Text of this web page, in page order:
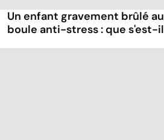
Un enfant gravement brûlé
boule anti-stress : que s'est-il